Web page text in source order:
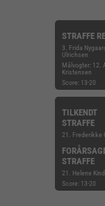
STRAFFE
3. Frida Nygaard
Ulrichsen
Målvogter: 12.
Kristensen
Score: 13-20
TILKENDT
STRAFFE
21. Frederikke
STRAFFE
21. Helene
Score: 13-20